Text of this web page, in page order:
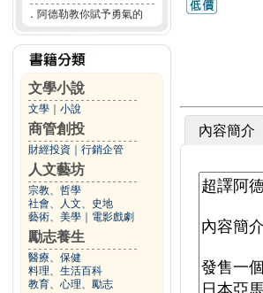
． 阿德勒教你賦予勇氣的
文學小說
文學 小說
商管創投
財經投資 行銷企管
人文藝坊
宗教、哲學
社會、人文、史地
藝術、美學
電影戲劇
勵志養生
醫療、保健
料理、生活百科
教育、心理、勵志
內容簡介